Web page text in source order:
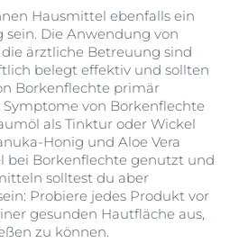
Hausmittel ebenfalls ein
Die Anwendung von
ärztliche Betreuung sind
belegt effektiv und sollten
Borkenflechte primär
von Borkenflechte
als Tinktur oder Wickel
Honig und Aloe Vera
bei Borkenflechte genutzt und
solltest du aber
Probiere jedes Produkt vor
gesunden Hautfläche aus,
zu können.